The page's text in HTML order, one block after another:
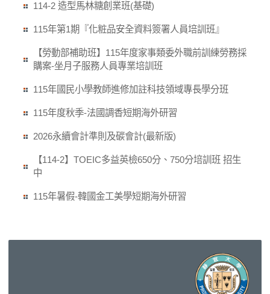
114-2 造型馬林糖創業班(基礎)
115年第1期『化粧品安全資料簽署人員培訓班』
【勞動部補助班】115年度家事類委外職前訓練勞務採
購案-坐月子服務人員專業培訓班
115年國民小學教師進修加註科技領域專長學分班
115年度秋季-法國調香短期海外研習
2026永續會計準則及碳會計(最新版)
【114-2】TOEIC多益英檢650分、750分培訓班 招生
中
115年暑假-韓國金工美學短期海外研習